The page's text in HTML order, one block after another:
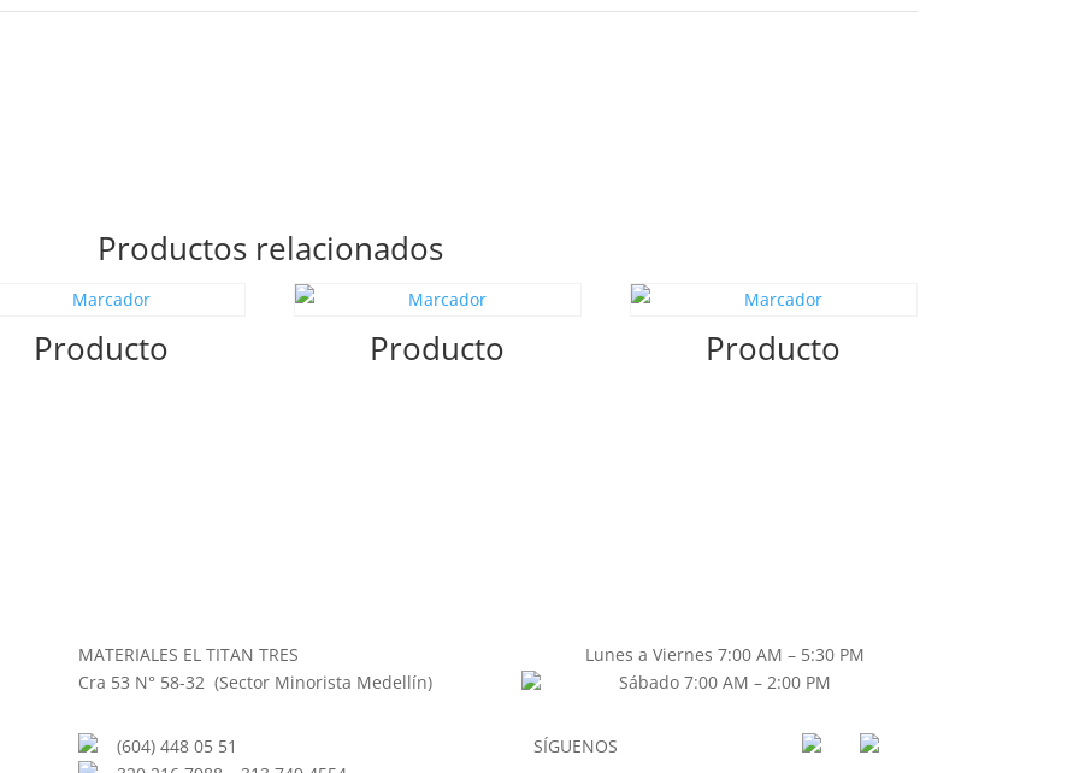
Productos relacionados
Producto Producto Producto
MATERIALES EL TITAN TRES
Cra 53 N° 58-32 (Sector Minorista Medellín)
(604) 448 05 51
Lunes a Viernes 7:00 AM – 5:30 PM
Sábado 7:00 AM – 2:00 PM
SÍGUENOS